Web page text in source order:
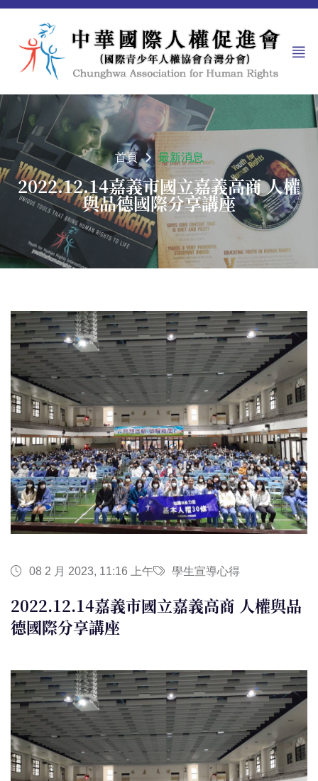
首頁 最新消息
2022.12.14嘉義市國立嘉義高商 人權
與品德國際分享講座
08 2 月 2023, 11:16 上午 學生宣導心得
2022.12.14嘉義市國立嘉義高商 人權與品
德國際分享講座